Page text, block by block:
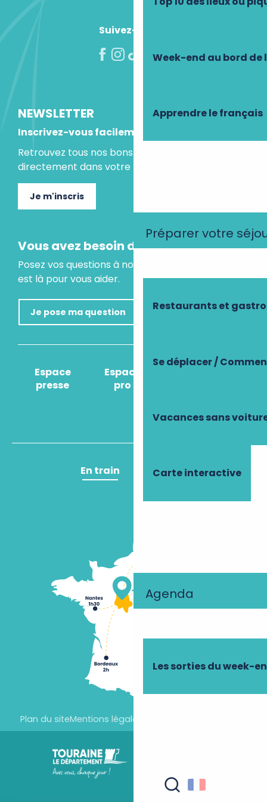
Week-end au bord de
Apprendre le français
Préparer votre
Restaurants et
Se déplacer /
Vacances sans
Carte interactive
Agenda
Les sorties du week-
Suivez-nous !
NEWSLETTER
Inscrivez-vous facilement
Retrouvez tous nos bons plans et idées séjours
directement dans votre boite mail.
Je m'inscris
Vous avez besoin d'un conseil ?
Posez vos questions à notre assistant virtuel, il
est là pour vous aider.
Je pose ma question
Espace
presse
Espace
pro
Comment venir
En train En avion
Plan du siteMentions légales